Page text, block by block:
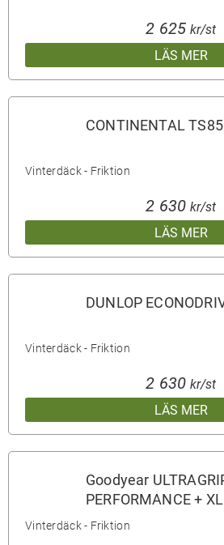
LÄS MER
2 625 kr/st
CONTINENTAL
Vinterdäck - Friktion
LÄS MER
2 630 kr/st
DUNLOP
Vinterdäck - Friktion
LÄS MER
2 630 kr/st
Goodyear
PERFORMANCE +
Vinterdäck - Friktion